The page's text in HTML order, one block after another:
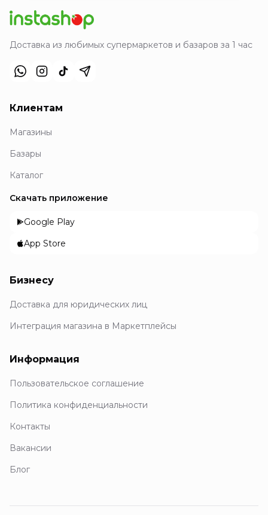
Доставка из любимых супермаркетов и базаров за 1 час
Клиентам
Магазины
Базары
Каталог
Скачать приложение
Google Play
App Store
Бизнесу
Доставка для юридических лиц
Интеграция магазина в Маркетплейсы
Информация
Пользовательское соглашение
Политика конфиденциальности
Контакты
Вакансии
Блог